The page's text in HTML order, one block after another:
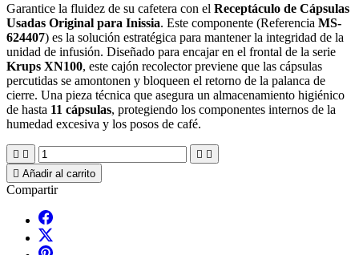
Garantice la fluidez de su cafetera con el Receptáculo de Cápsulas
Usadas Original para Inissia. Este componente (Referencia MS-
624407) es la solución estratégica para mantener la integridad de la
unidad de infusión. Diseñado para encajar en el frontal de la serie
Krups XN100, este cajón recolector previene que las cápsulas
percutidas se amontonen y bloqueen el retorno de la palanca de
cierre. Una pieza técnica que asegura un almacenamiento higiénico
de hasta 11 cápsulas, protegiendo los componentes internos de la
humedad excesiva y los posos de café.
   
 Añadir al carrito
Compartir